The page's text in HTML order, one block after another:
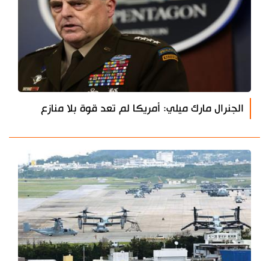
الجنرال مارك ميلي: أمريكا لم تعد قوة بلا منازع